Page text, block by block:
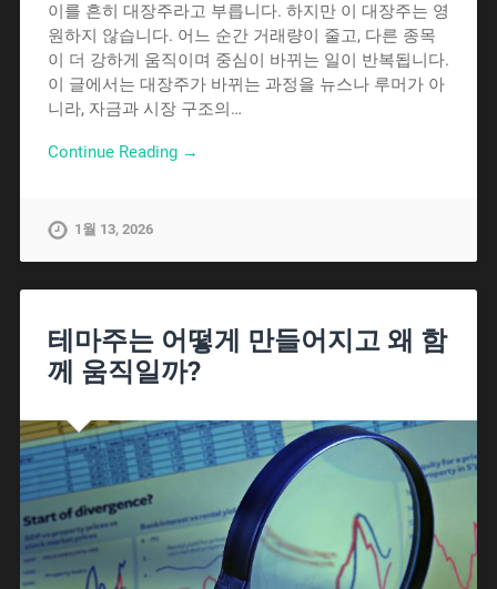
이를 흔히 대장주라고 부릅니다. 하지만 이 대장주는 영
원하지 않습니다. 어느 순간 거래량이 줄고, 다른 종목
이 더 강하게 움직이며 중심이 바뀌는 일이 반복됩니다.
이 글에서는 대장주가 바뀌는 과정을 뉴스나 루머가 아
니라, 자금과 시장 구조의…
Continue Reading →
1월 13, 2026
테마주는 어떻게 만들어지고 왜 함
께 움직일까?